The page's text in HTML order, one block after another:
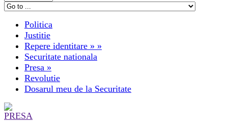
Politica
Justitie
Repere identitare » »
Securitate nationala
Presa »
Revolutie
Dosarul meu de la Securitate